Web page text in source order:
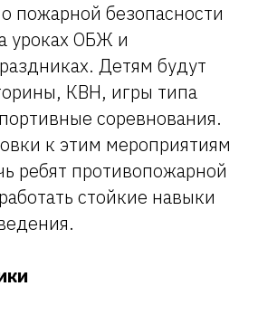
пожарной безопасности
уроках ОБЖ и
Детям будут
КВН, игры типа
соревнования.
к этим мероприятиям
ребят противопожарной
стойкие навыки